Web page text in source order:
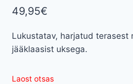
49,95€
Lukustatav, harjatud terasest
jääklaasist uksega.
Laost otsas